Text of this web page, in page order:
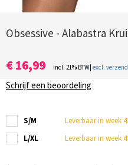
Obsessive - Alabastra
€ 16,99 incl. 21% BTW| excl.
Schrijf een beoordeling
S/M
Leverbaar in week
L/XL
Leverbaar in week